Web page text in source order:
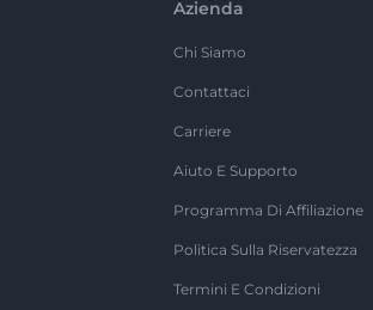
Azienda
Chi Siamo
Contattaci
Carriere
Aiuto E Supporto
Programma Di Affiliazione
Politica Sulla Riservatezza
Termini E Condizioni